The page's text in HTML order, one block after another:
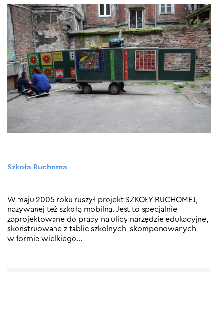
Szkoła Ruchoma
W maju 2005 roku ruszył projekt SZKOŁY RUCHOMEJ,
nazywanej też szkołą mobilną. Jest to specjalnie
zaprojektowane do pracy na ulicy narzędzie edukacyjne,
skonstruowane z tablic szkolnych, skomponowanych
w formie wielkiego…